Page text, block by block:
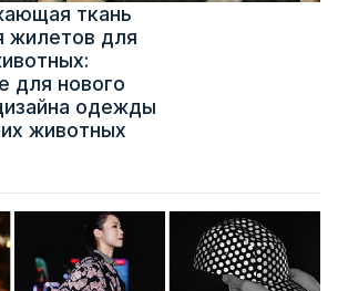
ткань
жилетов для
для нового
одежды
животных